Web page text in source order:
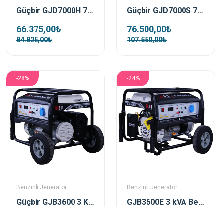
Güçbir GJD7000H 7 Kva Açık Tip Dizel Marşlı Portatif Jeneratör
66.375,00₺
84.825,00₺
Güçbir GJD7000S 7 Kva Kabinli Dizel Portatif Jeneratör
76.500,00₺
107.550,00₺
-28%
Benzinli Jeneratör
Güçbir GJB3600 3 Kva Benzinli İpli Portatif Jeneratör
-24%
Benzinli Jeneratör
GJB3600E 3 kVA Benzinli Marşlı Portatif Jeneratör